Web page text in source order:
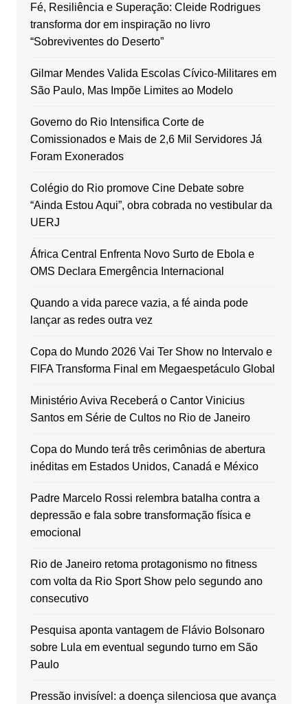
Fé, Resiliência e Superação: Cleide Rodrigues
transforma dor em inspiração no livro
“Sobreviventes do Deserto”
Gilmar Mendes Valida Escolas Cívico-Militares em
São Paulo, Mas Impõe Limites ao Modelo
Governo do Rio Intensifica Corte de
Comissionados e Mais de 2,6 Mil Servidores Já
Foram Exonerados
Colégio do Rio promove Cine Debate sobre
“Ainda Estou Aqui”, obra cobrada no vestibular da
UERJ
África Central Enfrenta Novo Surto de Ebola e
OMS Declara Emergência Internacional
Quando a vida parece vazia, a fé ainda pode
lançar as redes outra vez
Copa do Mundo 2026 Vai Ter Show no Intervalo e
FIFA Transforma Final em Megaespetáculo Global
Ministério Aviva Receberá o Cantor Vinicius
Santos em Série de Cultos no Rio de Janeiro
Copa do Mundo terá três cerimônias de abertura
inéditas em Estados Unidos, Canadá e México
Padre Marcelo Rossi relembra batalha contra a
depressão e fala sobre transformação física e
emocional
Rio de Janeiro retoma protagonismo no fitness
com volta da Rio Sport Show pelo segundo ano
consecutivo
Pesquisa aponta vantagem de Flávio Bolsonaro
sobre Lula em eventual segundo turno em São
Paulo
Pressão invisível: a doença silenciosa que avança